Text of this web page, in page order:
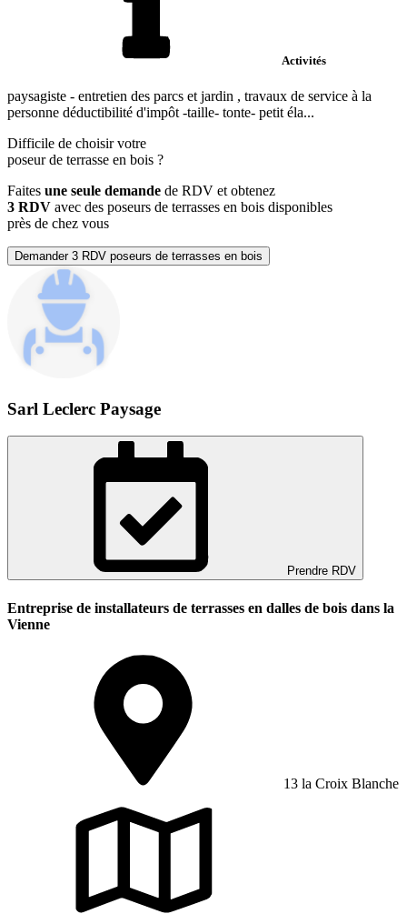
Activités
paysagiste - entretien des parcs et jardin , travaux de service à la
personne déductibilité d'impôt -taille- tonte- petit éla...
Difficile de choisir votre
poseur de terrasse en bois ?
Faites une seule demande de RDV et obtenez
3 RDV avec des poseurs de terrasses en bois disponibles
près de chez vous
Demander 3 RDV poseurs de terrasses en bois
Sarl Leclerc Paysage
Prendre RDV
Entreprise de installateurs de terrasses en dalles de bois dans la
Vienne
13 la Croix Blanche